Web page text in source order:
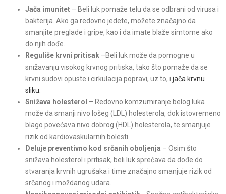
Jača imunitet – Beli luk pomaže telu da se odbrani od virusa i
bakterija. Ako ga redovno jedete, možete značajno da
smanjite preglade i gripe, kao i da imate blaže simtome ako
do njih dođe.
Reguliše krvni pritisak –Beli luk može da pomogne u
snižavanju visokog krvnog pritiska, tako što pomaže da se
krvni sudovi opuste i cirkulacija popravi, uz to, i jača krvnu
sliku.
Snižava holesterol – Redovno komzumiranje belog luka
može da smanji nivo lošeg (LDL) holesterola, dok istovremeno
blago povećava nivo dobrog (HDL) holesterola, te smanjuje
rizik od kardiovaskularnih bolesti.
Deluje preventivno kod srčanih oboljenja – Osim što
snižava holesterol i pritisak, beli luk sprečava da dođe do
stvaranja krvnih ugrušaka i time značajno smanjuje rizik od
srčanog i moždanog udara.